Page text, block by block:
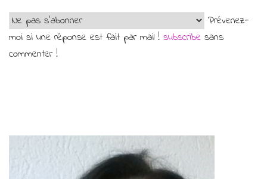
Prévenez-
moi si une réponse est fait par mail ! subscribe sans
commenter !